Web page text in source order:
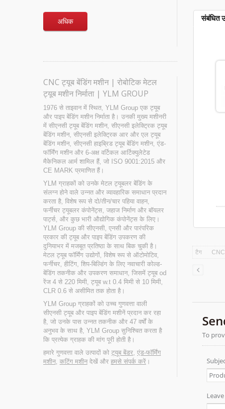
अधिक
CNC ट्यूब बेंडिंग मशीन | रोबोटिक मेटल
ट्यूब मशीन निर्माता | YLM GROUP
1976 से ताइवान में स्थित, YLM Group एक ट्यूब
और पाइप बेंडिंग मशीन निर्माता है। उनकी मुख्य मशीनरी
में सीएनसी ट्यूब बेंडिंग मशीन, सीएनसी इलेक्ट्रिक ट्यूब
बेंडिंग मशीन, सीएनसी इलेक्ट्रिक आर और एल ट्यूब
बेंडिंग मशीन, सीएनसी हाइब्रिड ट्यूब बेंडिंग मशीन, एंड-
फॉर्मिंग मशीन और 6-अक्ष वर्टिकल आर्टिक्युलेटेड
मैकेनिकल आर्म शामिल हैं, जो ISO 9001:2015 और
CE MARK प्रमाणित हैं।
YLM ग्राहकों को उनके मेटल ट्यूबलर बेंडिंग के
संलग्न होने वाले उन्नत और व्यावहारिक समाधान प्रदान
करता है, विशेष रूप से दो/तीन/चार पहिया वाहन,
फर्नीचर ट्यूबलर कंपोनेंट्स, जहाज निर्माण और बॉयलर
पार्ट्स, और कुछ भारी औद्योगिक कंपोनेंट्स के लिए।
YLM Group की सीएनसी, एनसी और पारंपरिक
प्रकार की ट्यूब और पाइप बेंडिंग उपकरण की
दुनियाभर में मजबूत प्रतिष्ठा के साथ बिक चुकी है।
मेटल ट्यूब फॉर्मिंग उद्योगों, विशेष रूप से ऑटोमोटिव,
फर्नीचर, हीटिंग, शिप-बिल्डिंग के लिए नवाचारी कोल्ड-
बेंडिंग तकनीक और उपकरण समाधान, जिसमें ट्यूब od
रेंज 4 से 220 मिमी, ट्यूब w.t 0.4 मिमी से 10 मिमी,
CLR 0.6 से असीमित तक होता है।
YLM Group ग्राहकों को उच्च गुणवत्ता वाली
सीएनसी ट्यूब और पाइप बेंडिंग मशीनें प्रदान कर रहा
है, जो उनके पास उन्नत तकनीक और 47 वर्षों के
अनुभव के साथ है, YLM Group सुनिश्चित करता है
कि प्रत्येक ग्राहक की मांग पूरी होती है।
हमारे गुणवत्ता वाले उत्पादों को ट्यूब बेंडर, एंड-फॉर्मिंग
मशीन, कटिंग मशीनदेखें और हमसे संपर्क करें ।
संबंधित
टैग CNC